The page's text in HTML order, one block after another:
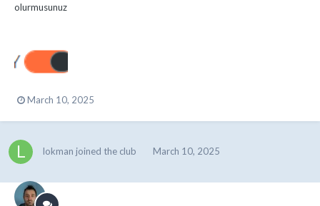
olurmusunuz
March 10, 2025
lokman joined the club March 10, 2025